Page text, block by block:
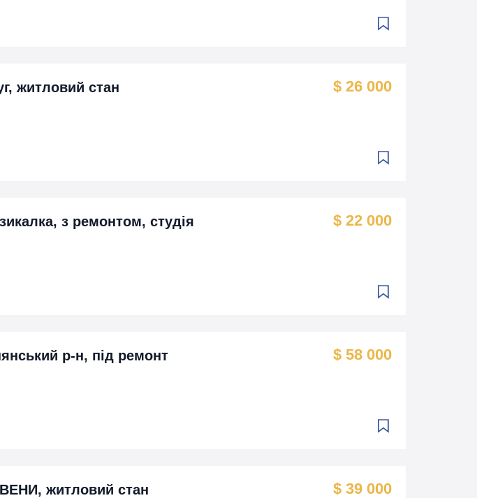
житловий стан $ 26 000
з ремонтом, студія $ 22 000
р-н, під ремонт $ 58 000
житловий стан $ 39 000